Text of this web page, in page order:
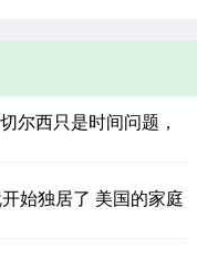
尔西只是时间问题，
始独居了 美国的家庭